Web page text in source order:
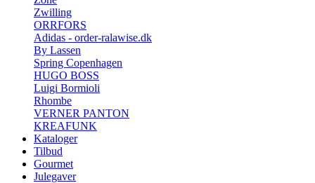
Zwilling
ORRFORS
Adidas - order-ralawise.dk
By Lassen
Spring Copenhagen
HUGO BOSS
Luigi Bormioli
Rhombe
VERNER PANTON
KREAFUNK
Kataloger
Tilbud
Gourmet
Julegaver